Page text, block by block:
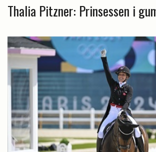
Thalia Pitzner: Prinsessen i